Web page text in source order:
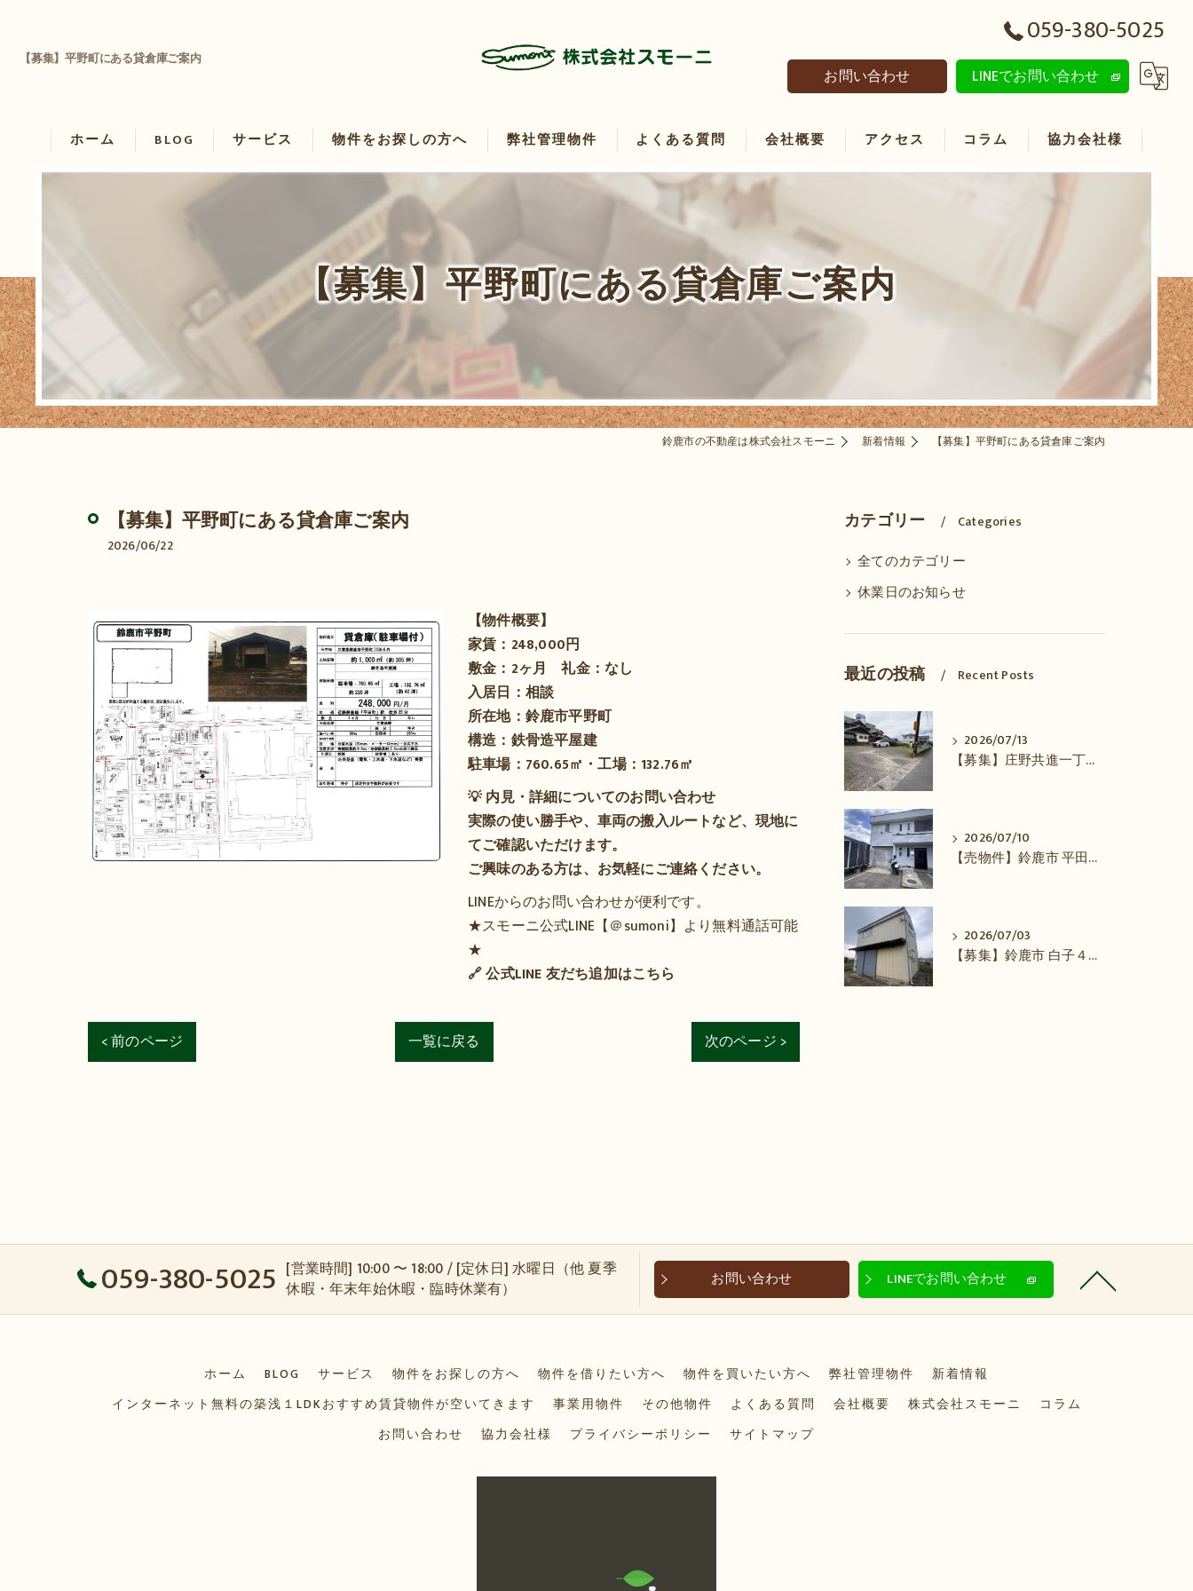
【募集】平野町にある貸倉庫ご案内
059-380-5025
お問い合わせ LINEでお問い合わせ
ホーム BLOG サービス 物件をお探しの方へ
物件を借りたい方へ
物件を買いたい方へ
弊社管理物件 よくある質問 会社概要 アクセス コラム 協力会社様
【募集】平野町にある貸倉庫ご案内
鈴鹿市の不動産は株式会社スモーニ 新着情報 【募集】平野町にある貸倉庫ご案内
【募集】平野町にある貸倉庫ご案内
2026/06/22
【物件概要】
家賃：248,000円
敷金：2ヶ月 礼金：なし
入居日：相談
所在地：鈴鹿市平野町
構造：鉄骨造平屋建
駐車場：760.65㎡・工場：132.76㎡
💡 内見・詳細についてのお問い合わせ
実際の使い勝手や、車両の搬入ルートなど、現地に
てご確認いただけます。
ご興味のある方は、お気軽にご連絡ください。
LINEからのお問い合わせが便利です。
★スモーニ公式LINE【＠sumoni】より無料通話可能
★
🔗 公式LINE 友だち追加はこちら
< 前のページ 一覧に戻る 次のページ >
カテゴリー Categories
全てのカテゴリー
休業日のお知らせ
最近の投稿 Recent Posts
2026/07/13
【募集】庄野共進一丁目 駐車場
2026/07/10
【売物件】鈴鹿市 平田本町２丁目の売事務所
2026/07/03
【募集】鈴鹿市 白子４丁目(白子駅) の貸倉庫
059-380-5025 [営業時間] 10:00 〜 18:00 / [定休日] 水曜日（他 夏季
休暇・年末年始休暇・臨時休業有）
お問い合わせ LINEでお問い合わせ
ホーム BLOG サービス 物件をお探しの方へ 物件を借りたい方へ 物件を買いたい方へ 弊社管理物件
新着情報
インターネット無料の築浅１LDKおすすめ賃貸物件が空いてきます
事業用物件 その他物件 よくある質問 会社概要 株式会社スモーニ
コラム
お問い合わせ
協力会社様 プライバシーポリシー サイトマップ